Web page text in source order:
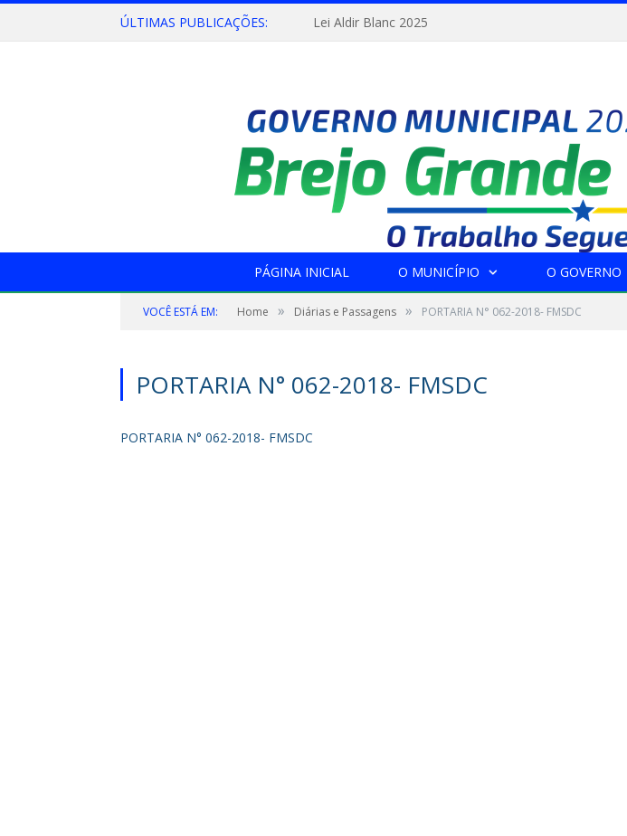
ÚLTIMAS PUBLICAÇÕES: Lei Aldir Blanc 2025
PÁGINA INICIAL O MUNICÍPIO O GOVERNO
VOCÊ ESTÁ EM: Home » Diárias e Passagens » PORTARIA N° 062-2018- FMSDC
PORTARIA N° 062-2018- FMSDC
PORTARIA N° 062-2018- FMSDC